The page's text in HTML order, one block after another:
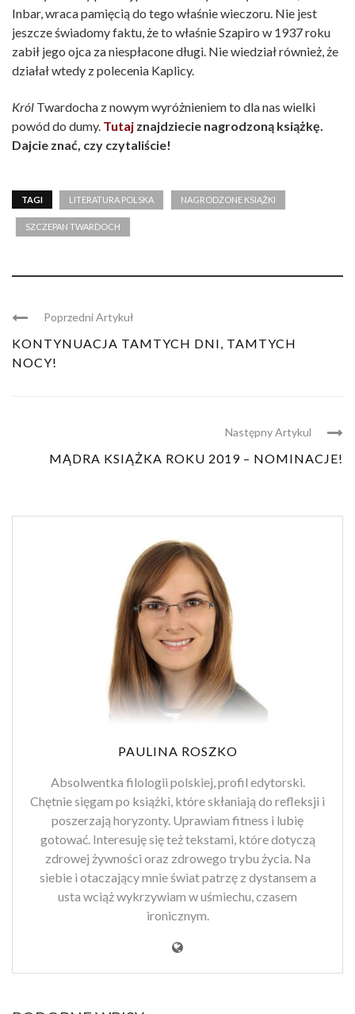
Inbar, wraca pamięcią do tego właśnie wieczoru. Nie jest
jeszcze świadomy faktu, że to właśnie Szapiro w 1937 roku
zabił jego ojca za niespłacone długi. Nie wiedział również, że
działał wtedy z polecenia Kaplicy.
Król Twardocha z nowym wyróżnieniem to dla nas wielki
powód do dumy. Tutaj znajdziecie nagrodzoną książkę.
Dajcie znać, czy czytaliście!
TAGI LITERATURA POLSKA NAGRODZONE KSIĄŻKI
SZCZEPAN TWARDOCH
Poprzedni Artykuł
KONTYNUACJA TAMTYCH DNI, TAMTYCH
NOCY!
Następny Artykul
MĄDRA KSIĄŻKA ROKU 2019 – NOMINACJE!
PAULINA ROSZKO
Absolwentka filologii polskiej, profil edytorski.
Chętnie sięgam po książki, które skłaniają do refleksji i
poszerzają horyzonty. Uprawiam fitness i lubię
gotować. Interesuję się też tekstami, które dotyczą
zdrowej żywności oraz zdrowego trybu życia. Na
siebie i otaczający mnie świat patrzę z dystansem a
usta wciąż wykrzywiam w uśmiechu, czasem
ironicznym.